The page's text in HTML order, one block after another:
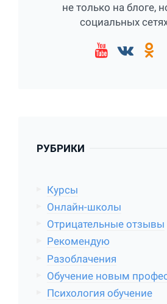
не только на блоге,
социальных
РУБРИКИ
Курсы
Онлайн-школы
Отрицательные отзывы
Рекомендую
Разоблачения
Обучение новым
Психология обучение